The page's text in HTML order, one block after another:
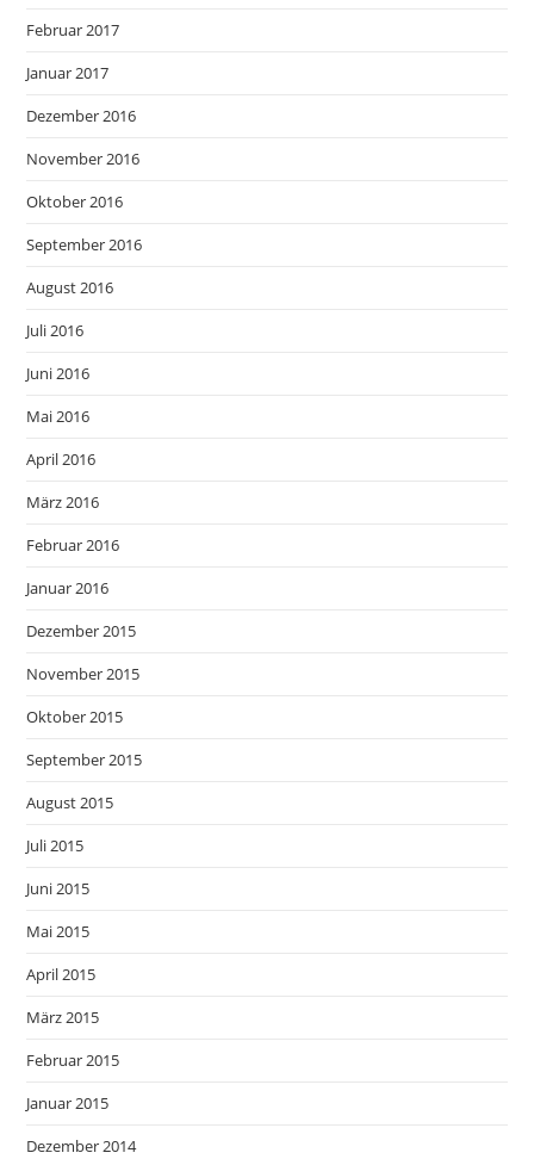
Februar 2017
Januar 2017
Dezember 2016
November 2016
Oktober 2016
September 2016
August 2016
Juli 2016
Juni 2016
Mai 2016
April 2016
März 2016
Februar 2016
Januar 2016
Dezember 2015
November 2015
Oktober 2015
September 2015
August 2015
Juli 2015
Juni 2015
Mai 2015
April 2015
März 2015
Februar 2015
Januar 2015
Dezember 2014